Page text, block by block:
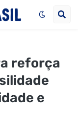
reforça
e